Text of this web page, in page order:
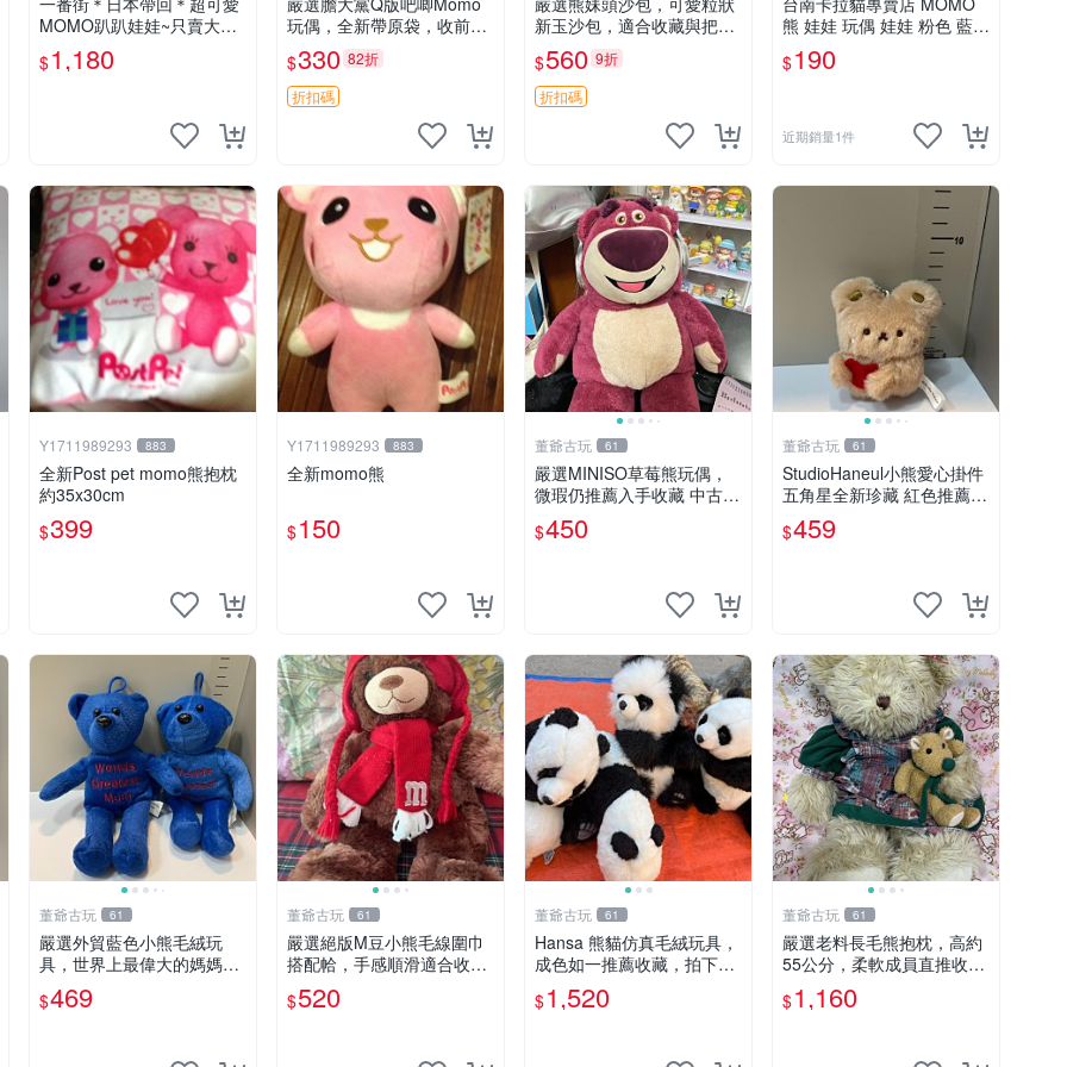
MOMO趴趴娃娃~只賣大隻
的1號~單隻價～生日禮物
$1,180
玩偶，全新帶原袋，收前請
詳讀收物須知。非偏遠地區
同城可取。 膽大黨 Q版 陳
冠希 妙Q玩偶
$330 82折
折扣碼
新玉沙包，適合收藏與把玩
熊妹 沙包 玉石
$560 9折
折扣碼
熊 娃娃 玩偶 娃娃 粉色 藍色
2色分售
$190
近期銷量1件
Y1711989293 883
全新Post pet momo熊抱枕
約35x30cm
$399
Y1711989293 883
全新momo熊
$150
董爺古玩 61
嚴選MINISO草莓熊玩偶，
微瑕仍推薦入手收藏 中古 M
INISO 草莓熊 玩具 收藏
$450
董爺古玩 61
StudioHaneul小熊愛心掛件
五角星全新珍藏 紅色推薦收
藏 玩具掛飾 掛件 新品
$459
董爺古玩 61
嚴選外貿藍色小熊毛絨玩
具，世界上最偉大的媽媽聖
誕節推薦禮物 五角星 兒童
玩具 母親節
$469
董爺古玩 61
嚴選絕版M豆小熊毛線圍巾
搭配帢，手感順滑適合收藏
絕版M豆小熊、圍巾、毛線
帢 經典好搭
$520
董爺古玩 61
Hansa 熊貓仿真毛絨玩具，
成色如一推薦收藏，拍下無
疑心 熊貓 毛絨玩具 收藏
$1,520
董爺古玩 61
嚴選老料長毛熊抱枕，高約
55公分，柔軟成員直推收藏
長毛熊 柔軟熊抱枕 55公分
$1,160